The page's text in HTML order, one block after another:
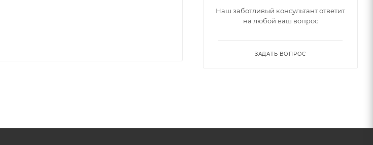
Наш заботливый консультант ответит
на любой ваш вопрос
ЗАДАТЬ ВОПРОС